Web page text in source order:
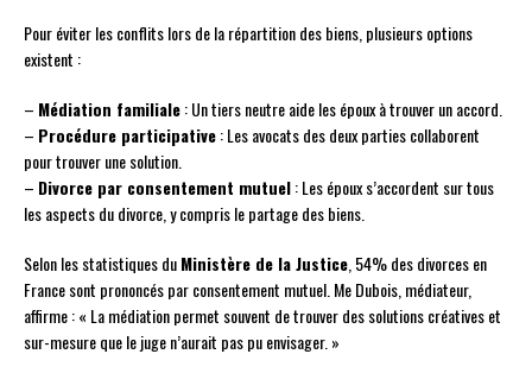
Pour éviter les conflits lors de la répartition des biens, plusieurs options
existent :
– Médiation familiale: Un tiers neutre aide les époux à trouver un accord.
– Procédure participative: Les avocats des deux parties collaborent
pour trouver une solution.
– Divorce par consentement mutuel: Les époux s’accordent sur tous
les aspects du divorce, y compris le partage des biens.
Selon les statistiques duMinistère de la Justice , 54% des divorces en
France sont prononcés par consentement mutuel. Me Dubois, médiateur,
affirme : « La médiation permet souvent de trouver des solutions créatives et
sur-mesure que le juge n’aurait pas pu envisager. »